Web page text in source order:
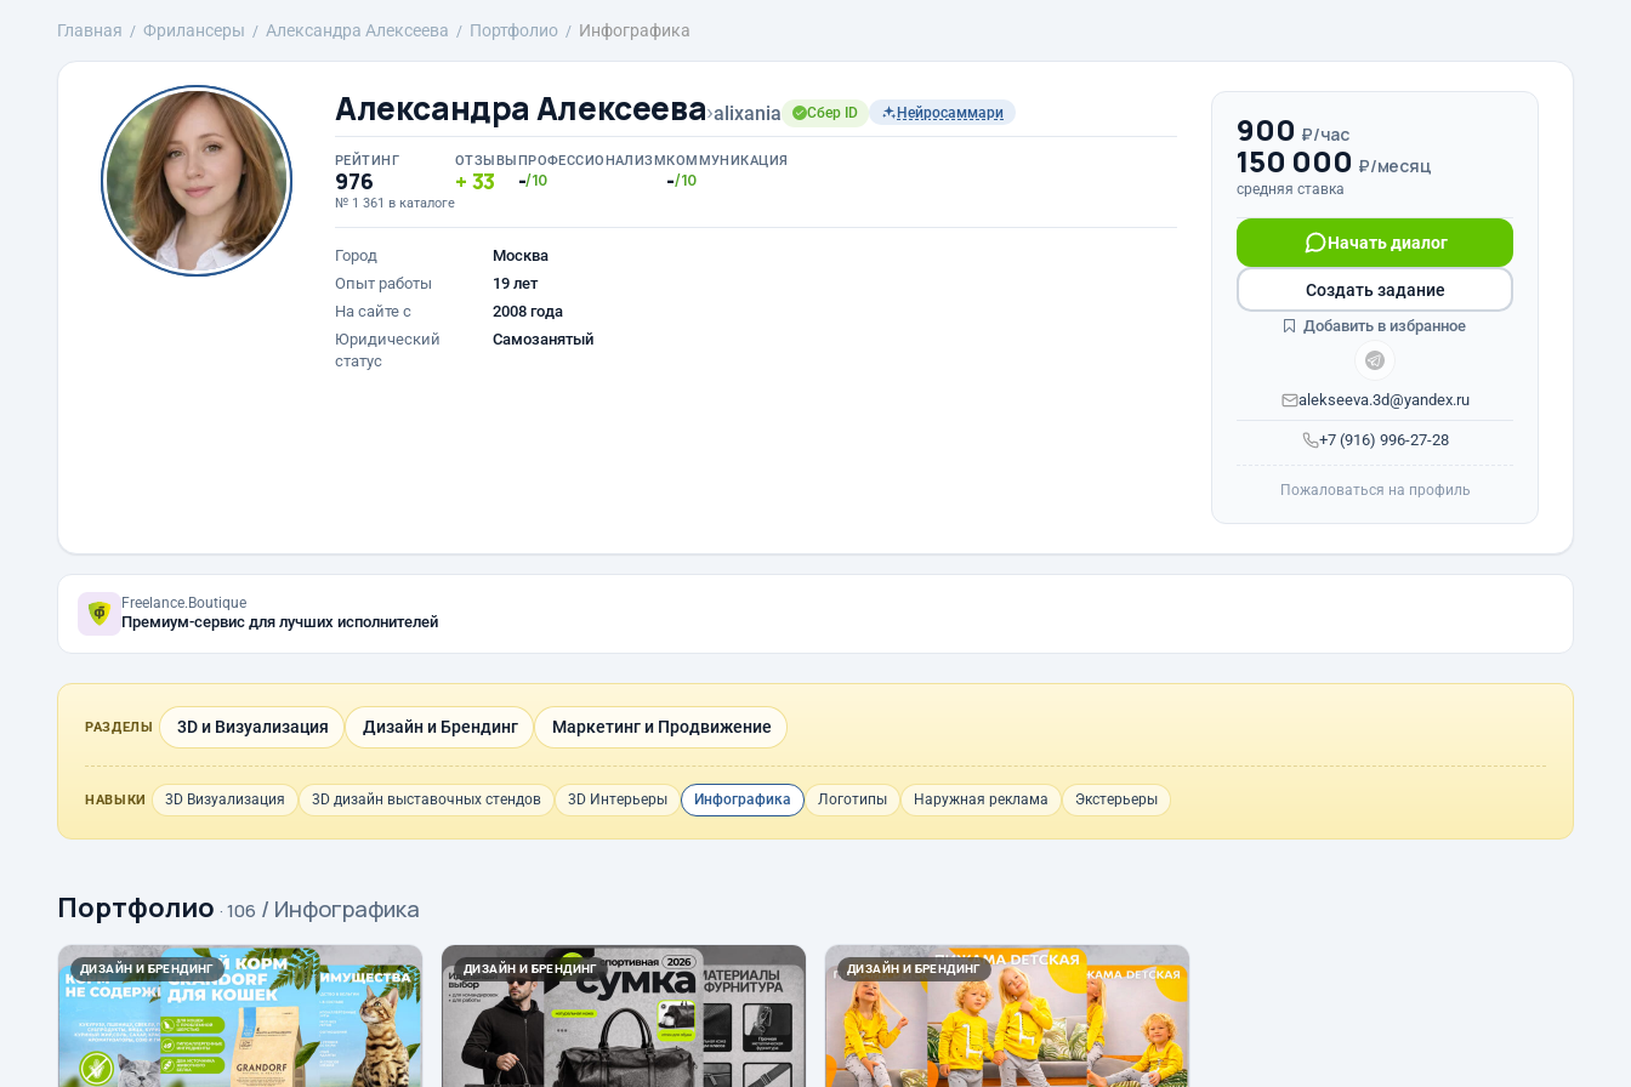
Главная Фрилансеры Александра Алексеева Портфолио Инфографика
Александра Алексеева›alixania Сбер ID Нейросаммари
РЕЙТИНГ
976
№ 1 361 в каталоге
ОТЗЫВЫ
33
ПРОФЕССИОНАЛИЗМ
-/10
КОММУНИКАЦИЯ
-/10
Город
Москва
Опыт работы
19 лет
На сайте с
2008 года
Юридический
статус
Самозанятый
900 ₽/час
150 000 ₽/месяц
средняя ставка
+7 (916) 996-27-28
Начать диалог
alekseeva.3d@yandex.ru
Создать задание
Добавить в избранное
Пожаловаться на профиль
Freelance.Boutique
Премиум-сервис для лучших исполнителей
РАЗДЕЛЫ 3D и Визуализация Дизайн и Брендинг Маркетинг и Продвижение
НАВЫКИ 3D Визуализация 3D дизайн выставочных стендов 3D Интерьеры Инфографика Логотипы Наружная реклама Экстерьеры
Портфолио · 106 / Инфографика
ДИЗАЙН И БРЕНДИНГ ДИЗАЙН И БРЕНДИНГ ДИЗАЙН И БРЕНДИНГ